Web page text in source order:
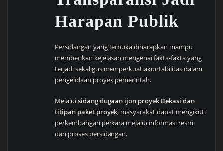
Harapan Publik
Persidangan yang terbuka diharapkan mampu
memberikan kejelasan mengenai fakta-fakta yang
terjadi sekaligus memperkuat akuntabilitas dalam
pengelolaan proyek pemerintah.
Melaluisidang dugaan ijon proyek Bekasi dan
titipan paket proyek, masyarakat dapat mengikuti
perkembangan perkara melalui informasi resmi
dari proses persidangan.